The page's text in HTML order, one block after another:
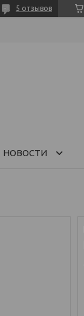
5 отзывов
НОВОСТИ